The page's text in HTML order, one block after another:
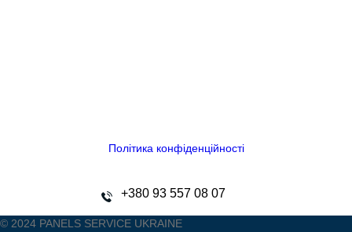
Політика конфіденційності
+380 93 557 08 07
© 2024 PANELS SERVICE UKRAINE